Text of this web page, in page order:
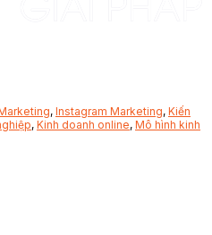
, Instagram Marketing, Kiến
, Kinh doanh online, Mô hình kinh